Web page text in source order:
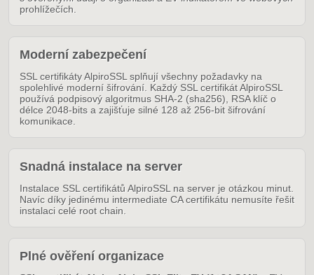
prohlížečích.
Moderní zabezpečení
SSL certifikáty AlpiroSSL splňují všechny požadavky na
spolehlivé moderní šifrování. Každý SSL certifikát AlpiroSSL
používá podpisový algoritmus SHA-2 (sha256), RSA klíč o
délce 2048-bits a zajišťuje silné 128 až 256-bit šifrování
komunikace.
Snadná instalace na server
Instalace SSL certifikátů AlpiroSSL na server je otázkou minut.
Navíc díky jedinému intermediate CA certifikátu nemusíte řešit
instalaci celé root chain.
Plné ověření organizace